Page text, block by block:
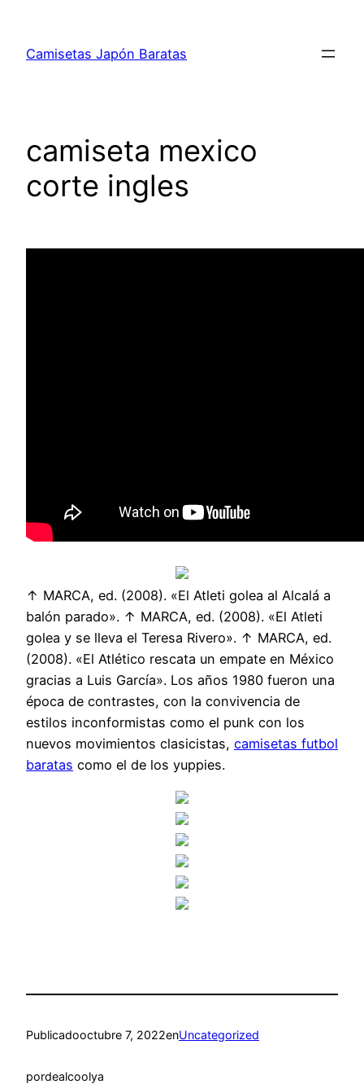
contenido
Camisetas Japón Baratas
camiseta mexico
corte ingles
↑ MARCA, ed. (2008). «El Atleti golea al Alcalá a
balón parado». ↑ MARCA, ed. (2008). «El Atleti
golea y se lleva el Teresa Rivero». ↑ MARCA, ed.
(2008). «El Atlético rescata un empate en México
gracias a Luis García». Los años 1980 fueron una
época de contrastes, con la convivencia de
estilos inconformistas como el punk con los
nuevos movimientos clasicistas, camisetas futbol
baratas como el de los yuppies.
Publicadooctubre 7, 2022enUncategorized
pordealcoolya